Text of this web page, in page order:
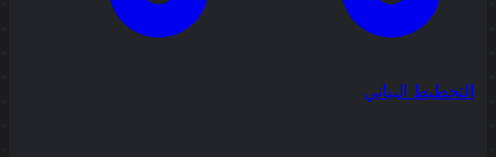
التخطيط البياني